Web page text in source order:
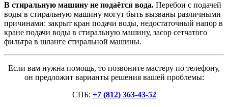
В стиральную машину не подаётся вода. Перебои с подачей
воды в стиральную машину могут быть вызваны различными
причинами: закрыт кран подачи воды, недостаточный напор в
кране подачи воды в стиральную машину, засор сетчатого
фильтра в шланге стиральной машины.
Если вам нужна помощь, то позвоните мастеру по телефону,
он предложит варианты решения вашей проблемы:
СПБ: +7 (812) 363-43-52